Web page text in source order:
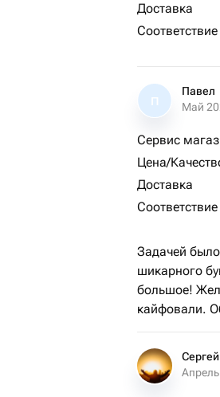
Доставка
Соответствие
П
Павел
Май
Сервис
Цена/
Доставка
Соответствие
Задачей
шикарного
большое!
кайфовали.
Сергей